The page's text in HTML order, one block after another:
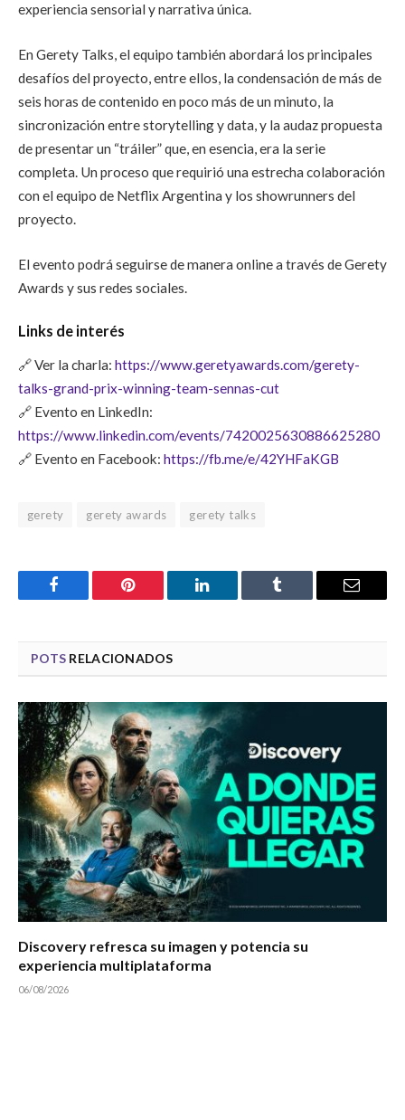
experiencia sensorial y narrativa única.
En Gerety Talks, el equipo también abordará los principales
desafíos del proyecto, entre ellos, la condensación de más de
seis horas de contenido en poco más de un minuto, la
sincronización entre storytelling y data, y la audaz propuesta
de presentar un “tráiler” que, en esencia, era la serie
completa. Un proceso que requirió una estrecha colaboración
con el equipo de Netflix Argentina y los showrunners del
proyecto.
El evento podrá seguirse de manera online a través de Gerety
Awards y sus redes sociales.
Links de interés
🔗 Ver la charla: https://www.geretyawards.com/gerety-
talks-grand-prix-winning-team-sennas-cut
🔗 Evento en LinkedIn:
https://www.linkedin.com/events/7420025630886625280
🔗 Evento en Facebook: https://fb.me/e/42YHFaKGB
gerety gerety awards gerety talks
Facebook Pinterest LinkedIn Tumblr Email
POTS RELACIONADOS
Discovery refresca su imagen y potencia su
experiencia multiplataforma
06/08/2026